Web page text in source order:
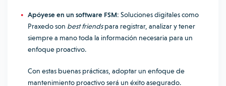
Apóyese en un software FSM: Soluciones digitales como
Praxedo son best friendspara registrar, analizar y tener
siempre a mano toda la información necesaria para un
enfoque proactivo.
Con estas buenas prácticas, adoptar un enfoque de
mantenimiento proactivo será un éxito asegurado.